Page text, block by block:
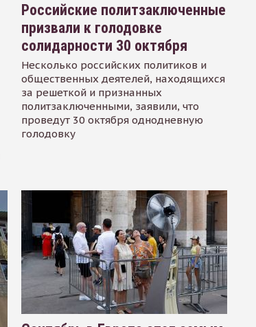
Российские политзаключенные
призвали к голодовке
солидарности 30 октября
Несколько российских политиков и
общественных деятелей, находящихся
за решеткой и признанных
политзаключенными, заявили, что
проведут 30 октября однодневную
голодовку